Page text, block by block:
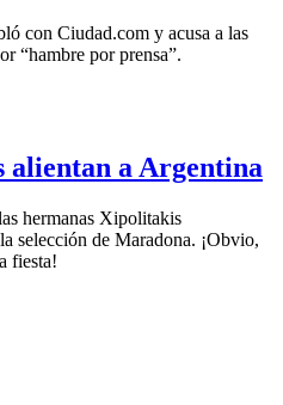
con Ciudad.com y acusa a las
“hambre por prensa”.
alientan a Argentina
hermanas Xipolitakis
selección de Maradona. ¡Obvio,
fiesta!